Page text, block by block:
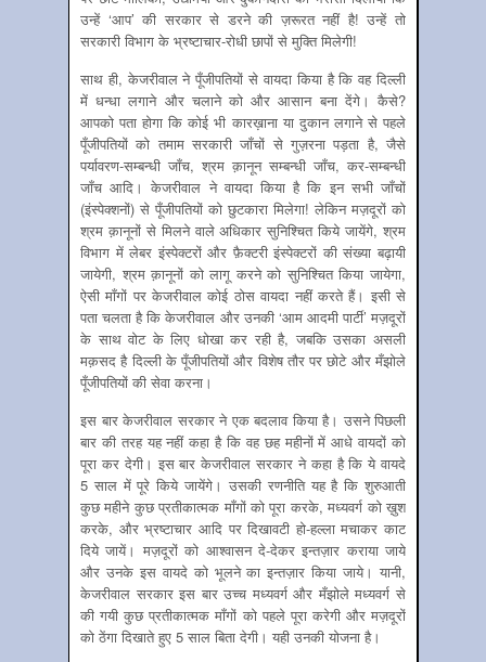
उन्हें ‘आप’ की सरकार से डरने की ज़रूरत नहीं है! उन्हें तो
सरकारी विभाग के भ्रष्टाचार-रोधी छापों से मुक्ति मिलेगी!
साथ ही, केजरीवाल ने पूँजीपतियों से वायदा किया है कि वह दिल्ली
में धन्धा लगाने और चलाने को और आसान बना देंगे। कैसे?
आपको पता होगा कि कोई भी कारख़ाना या दुकान लगाने से पहले
पूँजीपतियों को तमाम सरकारी जाँचों से गुज़रना पड़ता है, जैसे
पर्यावरण-सम्बन्धी जाँच, श्रम क़ानून सम्बन्धी जाँच, कर-सम्बन्धी
जाँच आदि। केजरीवाल ने वायदा किया है कि इन सभी जाँचों
(इंस्पेक्शनों) से पूँजीपतियों को छुटकारा मिलेगा! लेकिन मज़दूरों को
श्रम क़ानूनों से मिलने वाले अधिकार सुनिश्चित किये जायेंगे, श्रम
विभाग में लेबर इंस्पेक्टरों और फ़ैक्टरी इंस्पेक्टरों की संख्या बढ़ायी
जायेगी, श्रम क़ानूनों को लागू करने को सुनिश्चित किया जायेगा,
ऐसी माँगों पर केजरीवाल कोई ठोस वायदा नहीं करते हैं। इसी से
पता चलता है कि केजरीवाल और उनकी ‘आम आदमी पार्टी’ मज़दूरों
के साथ वोट के लिए धोखा कर रही है, जबकि उसका असली
मक़सद है दिल्ली के पूँजीपतियों और विशेष तौर पर छोटे और मँझोले
पूँजीपतियों की सेवा करना।
इस बार केजरीवाल सरकार ने एक बदलाव किया है। उसने पिछली
बार की तरह यह नहीं कहा है कि वह छह महीनों में आधे वायदों को
पूरा कर देगी। इस बार केजरीवाल सरकार ने कहा है कि ये वायदे
5 साल में पूरे किये जायेंगे। उसकी रणनीति यह है कि शुरुआती
कुछ महीने कुछ प्रतीकात्मक माँगों को पूरा करके, मध्यवर्ग को ख़ुश
करके, और भ्रष्टाचार आदि पर दिखावटी हो-हल्ला मचाकर काट
दिये जायें। मज़दूरों को आश्वासन दे-देकर इन्तज़ार कराया जाये
और उनके इस वायदे को भूलने का इन्तज़ार किया जाये। यानी,
केजरीवाल सरकार इस बार उच्च मध्यवर्ग और मँझोले मध्यवर्ग से
की गयी कुछ प्रतीकात्मक माँगों को पहले पूरा करेगी और मज़दूरों
को ठेंगा दिखाते हुए 5 साल बिता देगी। यही उनकी योजना है।